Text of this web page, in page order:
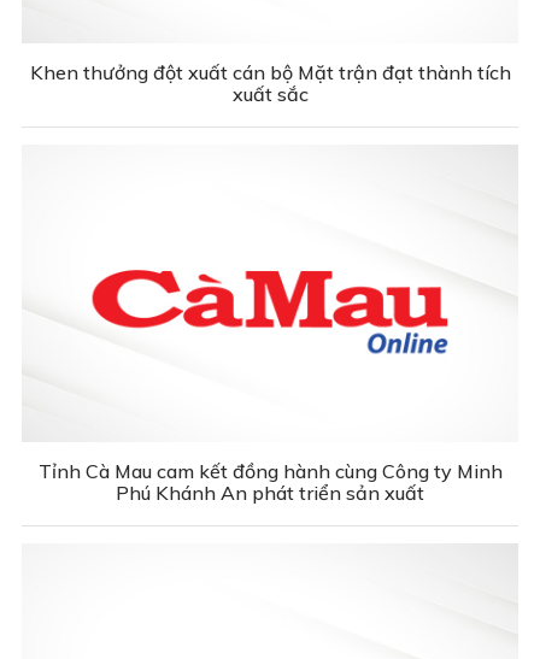
Khen thưởng đột xuất cán bộ Mặt trận đạt thành tích
xuất sắc
Tỉnh Cà Mau cam kết đồng hành cùng Công ty Minh
Phú Khánh An phát triển sản xuất